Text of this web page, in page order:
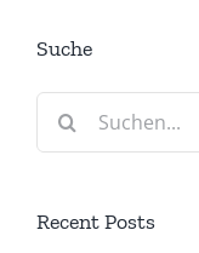
Suche
Suche
Recent Posts